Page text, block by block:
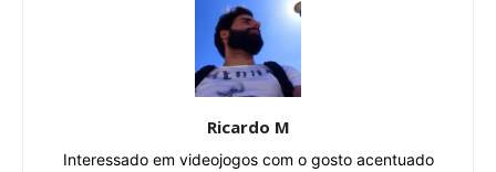
Ricardo M
Interessado em videojogos com o gosto acentuado